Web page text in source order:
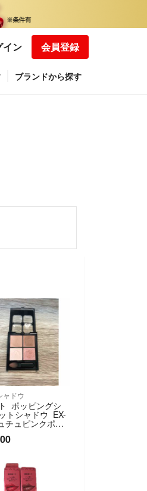
イン 会員登録
ブランドから探す
ャドウ
ポッピングシ
トシャドウ EX-
チュピンクポッ